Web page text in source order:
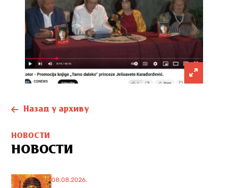
Назад у архиву
НОВОСТИ
НОВОСТИ
08.08.2026.